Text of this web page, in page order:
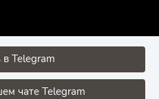
Telegram
чате Telegram